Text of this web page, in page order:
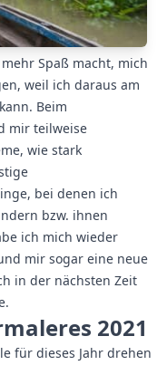
Spaß macht, mich
weil ich daraus am
Beim
mir teilweise
wie stark
bei denen ich
bzw. ihnen
ich mich wieder
mir sogar eine neue
in der nächsten Zeit
2021
für dieses Jahr drehen